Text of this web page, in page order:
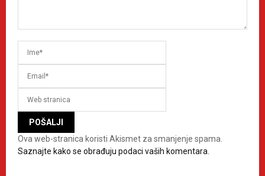
Ova web-stranica koristi Akismet za smanjenje spama.
Saznajte kako se obrađuju podaci vaših komentara.